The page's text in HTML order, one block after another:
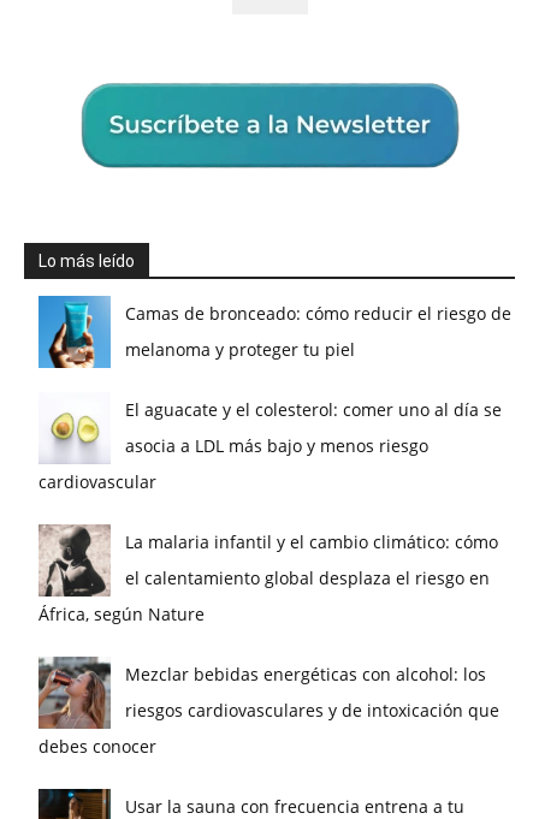
Lo más leído
Camas de bronceado: cómo reducir el riesgo de
melanoma y proteger tu piel
El aguacate y el colesterol: comer uno al día se
asocia a LDL más bajo y menos riesgo
cardiovascular
La malaria infantil y el cambio climático: cómo
el calentamiento global desplaza el riesgo en
África, según Nature
Mezclar bebidas energéticas con alcohol: los
riesgos cardiovasculares y de intoxicación que
debes conocer
Usar la sauna con frecuencia entrena a tu